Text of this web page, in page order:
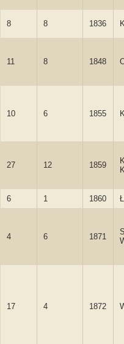
8 8 1836
11 8 1848
10 6 1855
27 12 1859
6 1 1860
4 6 1871
17 4 1872